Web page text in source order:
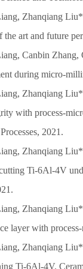
Zhanqiang
the art and future
Canbin Zhang,
during micro-
Zhanqiang
with process-
2021.
Zhanqiang
Ti-6Al-4V
Zhanqiang
layer with
Zhanqiang
Ti-6Al-4V.